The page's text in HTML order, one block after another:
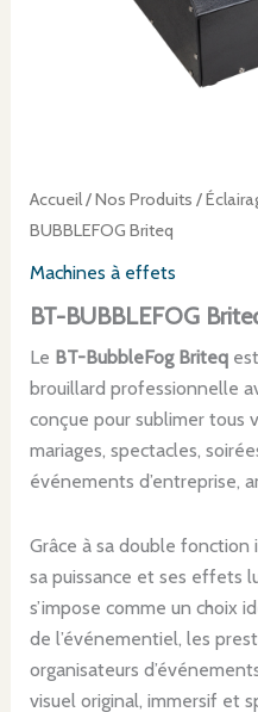
Accueil/Nos Produits /
BUBBLEFOG Briteq
Machines à effets
BT-BUBBLEFOG
Le BT-BubbleFog Briteqest
brouillard professionnelle
conçue pour sublimer tous
mariages, spectacles,
événements d’entreprise,
Grâce à sa double fonction
sa puissance et ses effets
s’impose comme un choix
de l’événementiel, les
organisateurs
visuel original, immersif et